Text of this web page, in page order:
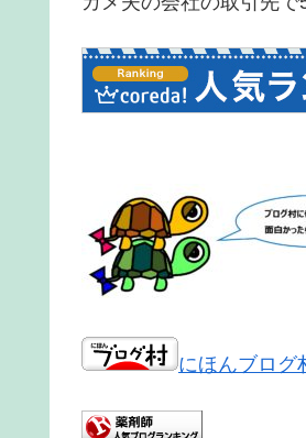
にほんブログ